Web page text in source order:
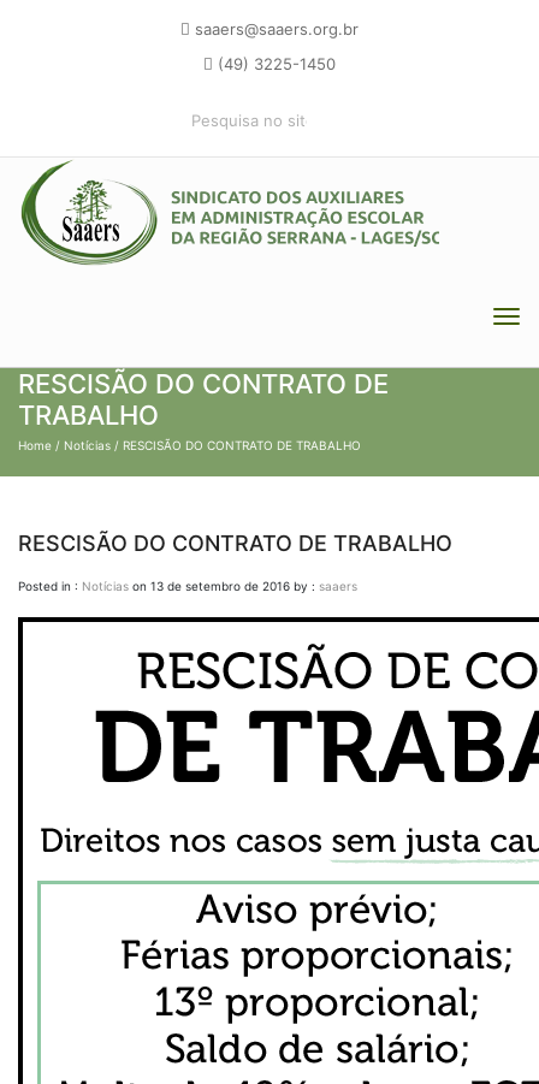
saaers@saaers.org.br
(49) 3225-1450
RESCISÃO DO CONTRATO DE
TRABALHO
Home / Notícias / RESCISÃO DO CONTRATO DE TRABALHO
RESCISÃO DO CONTRATO DE TRABALHO
Posted in : Notícias on 13 de setembro de 2016 by : saaers